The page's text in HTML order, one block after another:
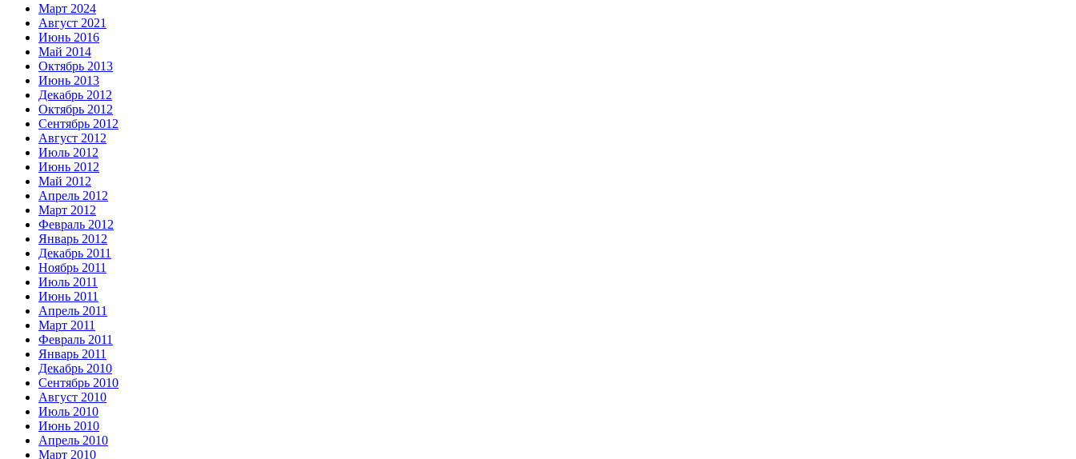
Март 2024
Август 2021
Июнь 2016
Май 2014
Октябрь 2013
Июнь 2013
Декабрь 2012
Октябрь 2012
Сентябрь 2012
Август 2012
Июль 2012
Июнь 2012
Май 2012
Апрель 2012
Март 2012
Февраль 2012
Январь 2012
Декабрь 2011
Ноябрь 2011
Июль 2011
Июнь 2011
Апрель 2011
Март 2011
Февраль 2011
Январь 2011
Декабрь 2010
Сентябрь 2010
Август 2010
Июль 2010
Июнь 2010
Апрель 2010
Март 2010